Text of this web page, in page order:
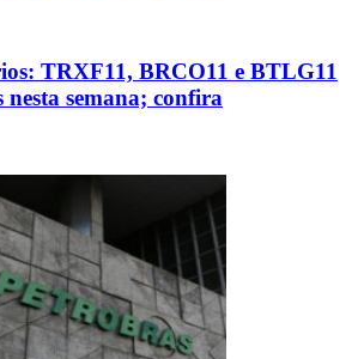
TRXF11, BRCO11 e BTLG11
nesta semana; confira